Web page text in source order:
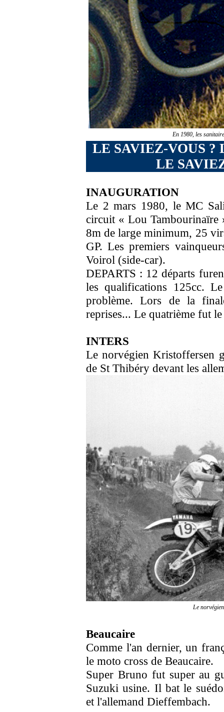
En 1980, les
LE SAVIEZ-VOUS ?
LE
INAUGURATION
Le 2 mars 1980, le MC
circuit « Lou Tambourinaïre
8m de large minimum, 25
GP. Les premiers
Voirol (side-car).
DEPARTS : 12 départs
les qualifications 125cc.
problème. Lors de la
reprises... Le quatrième fut
INTERS
Le norvégien Kristoffersen
de St Thibéry devant les
Le
Beaucaire
Comme l'an dernier, un
le moto cross de Beaucaire.
Super Bruno fut super au
Suzuki usine. Il bat le
et l'allemand Dieffembach.